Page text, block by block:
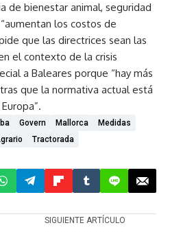
de bienestar animal, seguridad
los costos de
que las directrices sean las
el contexto de la crisis
a Baleares porque “hay más
que la normativa actual está
Govern Mallorca
Medidas
Tractorada
SIGUIENTE ARTÍCULO